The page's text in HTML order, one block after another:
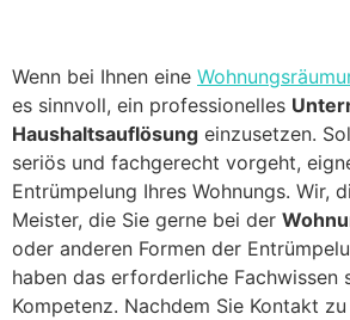
Wenn bei Ihnen eine
es sinnvoll, ein professionelles
Haushaltsauflösung einzusetzen.
seriös und fachgerecht vorgeht,
Entrümpelung Ihres Wohnungs. Wir,
Meister, die Sie gerne bei der
oder anderen Formen der
haben das erforderliche Fachwissen
Kompetenz. Nachdem Sie Kontakt